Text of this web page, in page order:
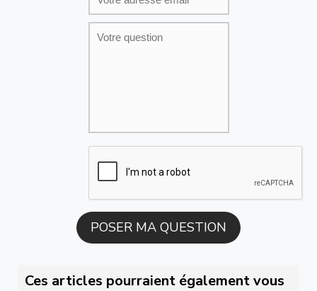
Ces articles pourraient également vous